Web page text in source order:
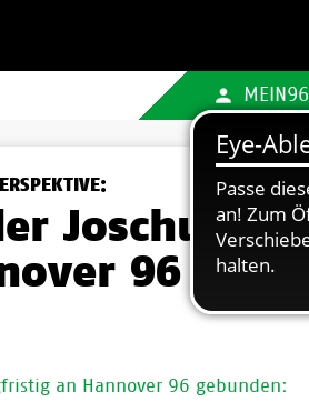
MEIN96
Joschua
96
an Hannover 96 gebunden: